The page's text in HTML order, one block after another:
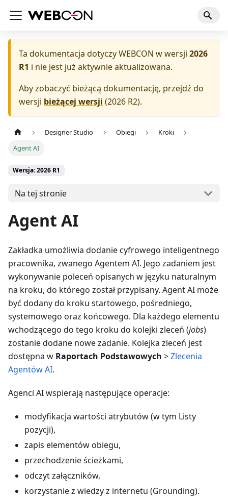
Ta dokumentacja dotyczyWEBCON w wersji 2026
R1 i nie jest już aktywnie aktualizowana.
Aby zobaczyć bieżącą dokumentację, przejdź do
wersji bieżącej wersji (2026 R2).
Designer Studio Obiegi
Kroki
Agent AI
Wersja: 2026 R1
Na tej stronie
Agent AI
Zakładka umożliwia dodanie cyfrowego inteligentnego
pracownika, zwanego Agentem AI. Jego zadaniem jest
wykonywanie poleceń opisanych w języku naturalnym
na kroku, do którego został przypisany. Agent AI może
być dodany do kroku startowego, pośredniego,
systemowego oraz końcowego. Dla każdego elementu
wchodzącego do tego kroku do kolejki zleceń (jobs)
zostanie dodane nowe zadanie. Kolejka zleceń jest
dostępna w Raportach Podstawowych >Zlecenia
Agentów AI.
Agenci AI wspierają następujące operacje:
modyfikacja wartości atrybutów (w tym Listy
pozycji),
zapis elementów obiegu,
przechodzenie ścieżkami,
odczyt załączników,
korzystanie z wiedzy z internetu (Grounding).